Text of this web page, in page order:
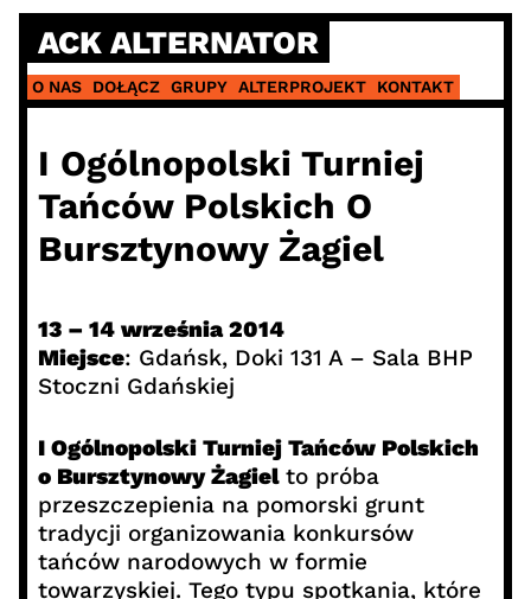
Skip
content
ACK ALTERNATOR
O NAS DOŁĄCZ GRUPY ALTERPROJEKT KONTAKT
I Ogólnopolski Turniej
Tańców Polskich O
Bursztynowy Żagiel
13 – 14 września 2014
Miejsce: Gdańsk, Doki 131 A – Sala BHP
Stoczni Gdańskiej
I Ogólnopolski Turniej Tańców Polskich
o Bursztynowy Żagielto próba
przeszczepienia na pomorski grunt
tradycji organizowania konkursów
tańców narodowych w formie
towarzyskiej. Tego typu spotkania, które